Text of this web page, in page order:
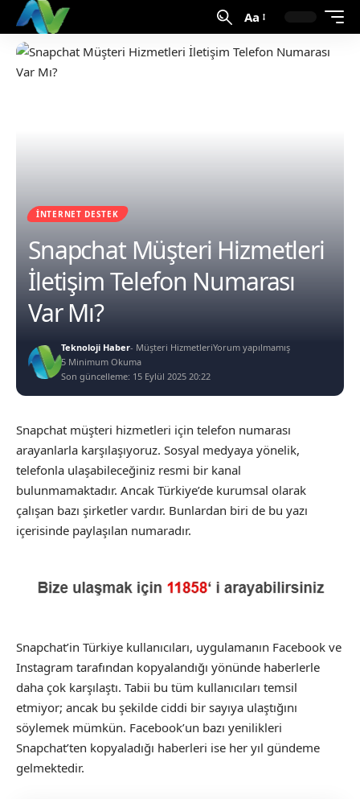
Aa
İNTERNET DESTEK
Snapchat Müşteri Hizmetleri
İletişim Telefon Numarası
Var Mı?
Son güncelleme: 15 Eylül 2025 20:22
Teknoloji Haber- Müşteri HizmetleriYorum yapılmamış
5 Minimum Okuma
Snapchat müşteri hizmetleri için telefon numarası
arayanlarla karşılaşıyoruz. Sosyal medyaya yönelik,
telefonla ulaşabileceğiniz resmi bir kanal
bulunmamaktadır. Ancak Türkiye’de kurumsal olarak
çalışan bazı şirketler vardır. Bunlardan biri de bu yazı
içerisinde paylaşılan numaradır.
Snapchat’in Türkiye kullanıcıları, uygulamanın Facebook ve
Instagram tarafından kopyalandığı yönünde haberlerle
daha çok karşılaştı. Tabii bu tüm kullanıcıları temsil
etmiyor; ancak bu şekilde ciddi bir sayıya ulaştığını
söylemek mümkün. Facebook’un bazı yenilikleri
Snapchat’ten kopyaladığı haberleri ise her yıl gündeme
gelmektedir.